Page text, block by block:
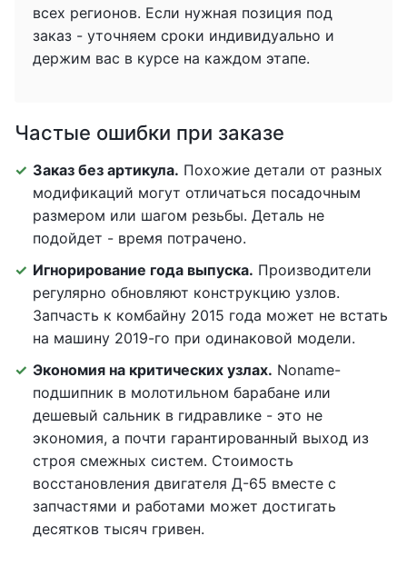
всех регионов. Если нужная позиция под
заказ - уточняем сроки индивидуально и
держим вас в курсе на каждом этапе.
Частые ошибки при заказе
Заказ без артикула. Похожие детали от разных
модификаций могут отличаться посадочным
размером или шагом резьбы. Деталь не
подойдет - время потрачено.
Игнорирование года выпуска. Производители
регулярно обновляют конструкцию узлов.
Запчасть к комбайну 2015 года может не встать
на машину 2019-го при одинаковой модели.
Экономия на критических узлах. Noname-
подшипник в молотильном барабане или
дешевый сальник в гидравлике - это не
экономия, а почти гарантированный выход из
строя смежных систем. Стоимость
восстановления двигателя Д-65 вместе с
запчастями и работами может достигать
десятков тысяч гривен.